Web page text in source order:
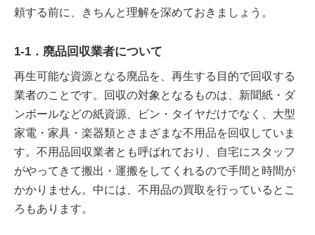
頼する前に、きちんと理解を深めておきましょう。
1-1．廃品回収業者について
再生可能な資源となる廃品を、再生する目的で回収する
業者のことです。回収の対象となるものは、新聞紙・ダ
ンボールなどの紙資源、ビン・タイヤだけでなく、大型
家電・家具・楽器類とさまざまな不用品を回収していま
す。不用品回収業者とも呼ばれており、自宅にスタッフ
がやってきて搬出・運搬をしてくれるので手間と時間が
かかりません。中には、不用品の買取を行っているとこ
ろもあります。